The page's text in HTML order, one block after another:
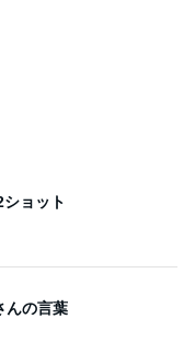
ョット
んの言葉